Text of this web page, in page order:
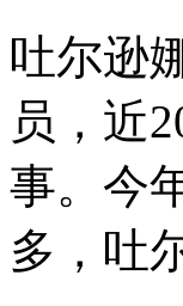
吐尔逊
员，近
事。今
多，吐